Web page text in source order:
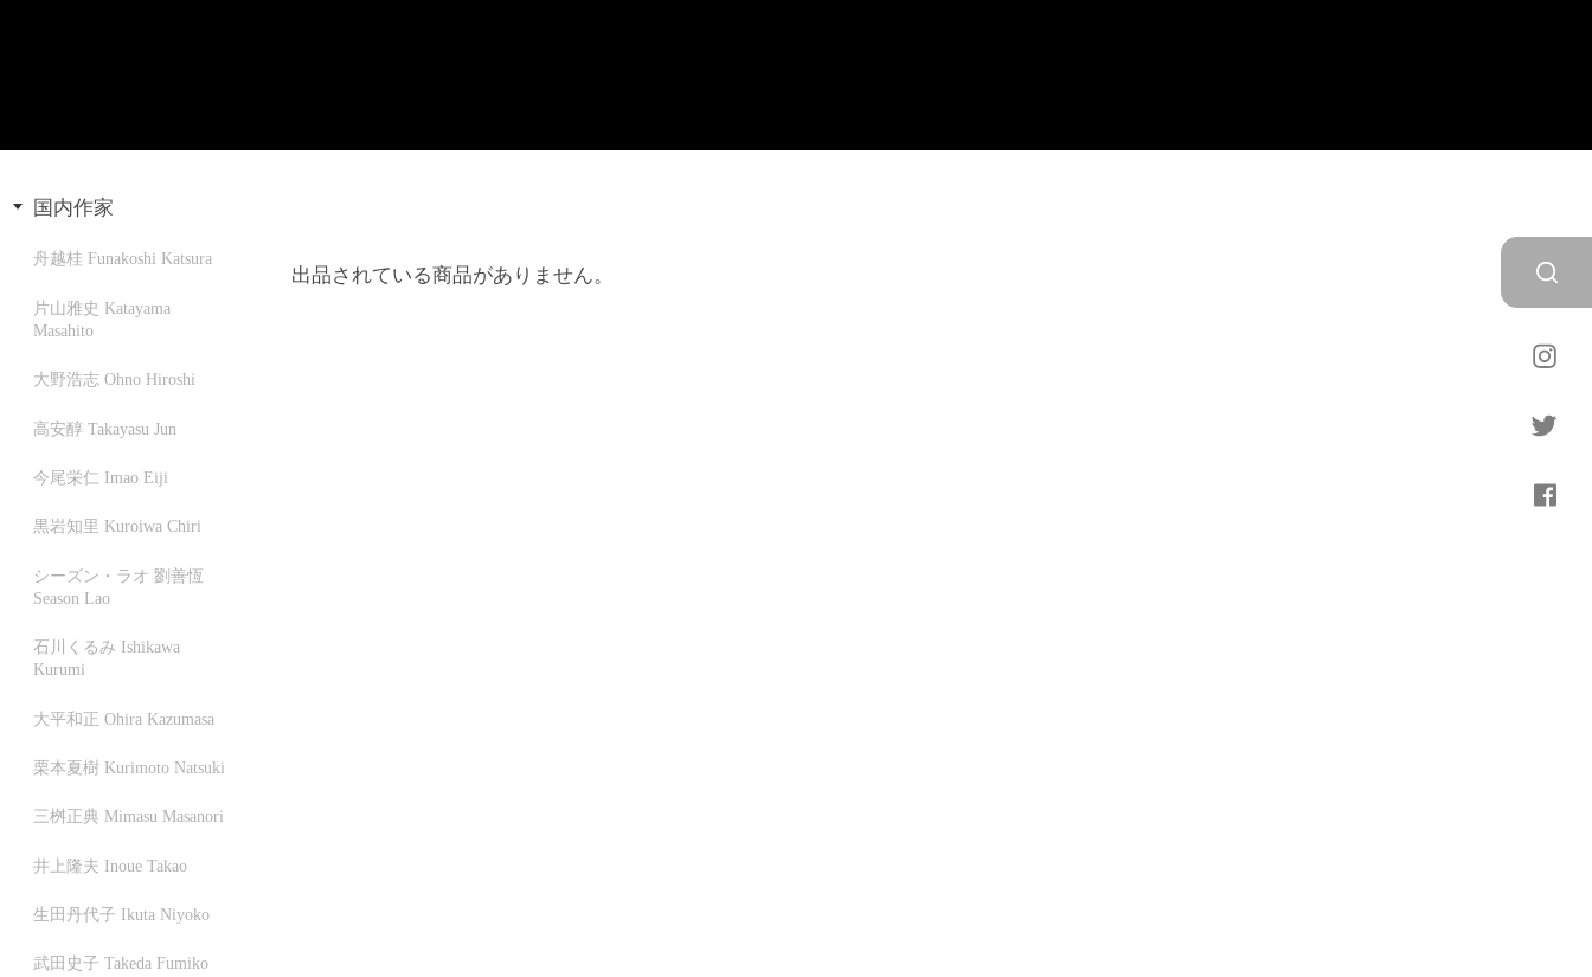
国内作家
舟越桂 Funakoshi Katsura
片山雅史 Katayama
Masahito
大野浩志 Ohno Hiroshi
高安醇 Takayasu Jun
今尾栄仁 Imao Eiji
黒岩知里 Kuroiwa Chiri
シーズン・ラオ 劉善恆
Season Lao
石川くるみ Ishikawa
Kurumi
大平和正 Ohira Kazumasa
栗本夏樹 Kurimoto Natsuki
三桝正典 Mimasu Masanori
井上隆夫 Inoue Takao
生田丹代子 Ikuta Niyoko
武田史子 Takeda Fumiko
出品されている商品がありません。